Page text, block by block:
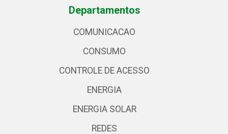
Departamentos
COMUNICACAO
CONSUMO
CONTROLE DE ACESSO
ENERGIA
ENERGIA SOLAR
REDES